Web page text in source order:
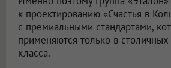
к проектированию «Счастья в
с премиальными стандартами,
применяются только в
класса.